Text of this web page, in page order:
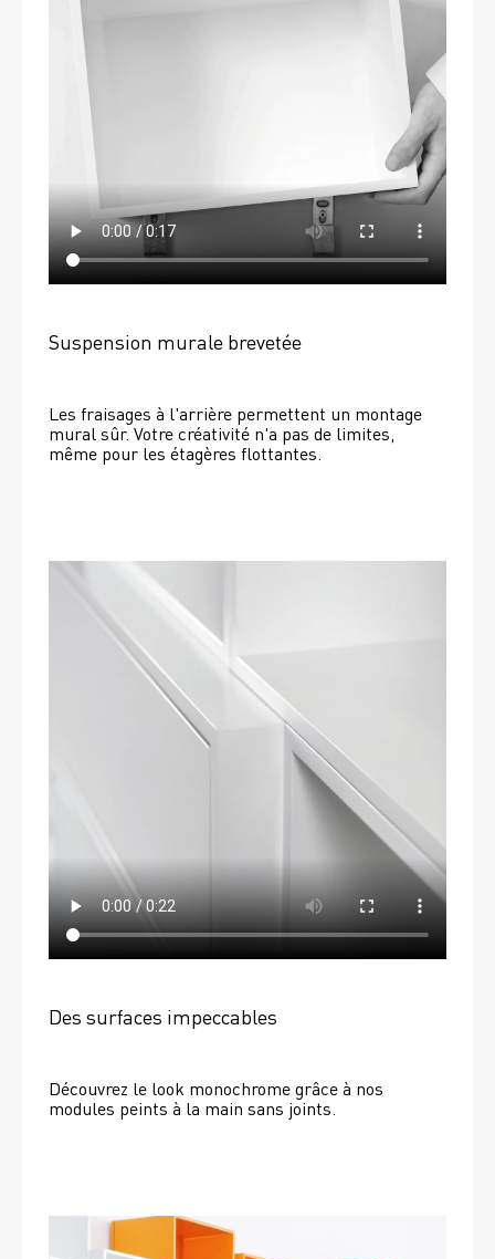
Suspension murale brevetée
Les fraisages à l'arrière permettent un montage
mural sûr. Votre créativité n'a pas de limites,
même pour les étagères flottantes.
Des surfaces impeccables
Découvrez le look monochrome grâce à nos
modules peints à la main sans joints.